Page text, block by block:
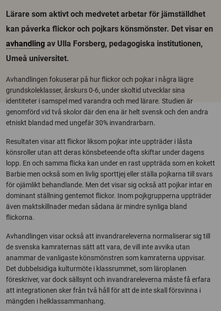
Lärare som aktivt och medvetet arbetar för jämställdhet
kan påverka flickor och pojkars könsmönster. Det visar en
avhandling av Ulla Forsberg, pedagogiska institutionen,
Umeå universitet.
Avhandlingen fokuserar på hur flickor och pojkar i några lägre
grundskoleklasser, årskurs 0-6, under skoltid utvecklar sina
identiteter i samspel med varandra och med lärare. Studien är
genomförd vid två skolor där den ena är helt svensk och den andra
etniskt blandad med ungefär 30% invandrarbarn.
Resultaten visar att flickor liksom pojkar inte uppträder i låsta
könsroller utan att deras könsbeteende ofta skiftar under dagens
lopp. En och samma flicka kan under en rast uppträda som en kokett
Barbie men också som en livlig sporttjej eller ställa pojkarna till svars
för ojämlikt behandlande. Men det visar sig också att pojkar intar en
dominant ställning gentemot flickor. Inom pojkgrupperna uppträder
även maktskillnader medan sådana är mindre synliga bland
flickorna.
Avhandlingen visar också att invandrareleverna normaliserar sig till
de svenska kamraternas sätt att vara, de vill inte avvika utan
anammar de vanligaste könsmönstren som kamraterna uppvisar.
Det dubbelsidiga kulturmöte i klassrummet, som läroplanen
föreskriver, var dock sällsynt och invandrareleverna måste få erfara
att integrationen sker från två håll för att de inte skall försvinna i
mängden i helklassammanhang.